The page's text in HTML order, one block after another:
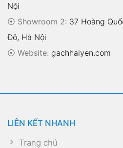
Nội
⦿ Showroom 2: 37 Hoàng
Đô, Hà Nội
⦿ Website: gachhaiyen.com
LIÊN KẾT NHANH
Trang chủ